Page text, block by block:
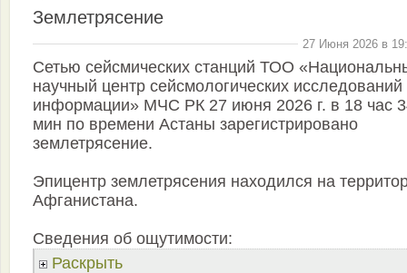
Землетрясение
27 Июня 2026 в
Сетью сейсмических станций ТОО
научный центр сейсмологических исследований
информации» МЧС РК 27 июня 2026 г. в 18 час
мин по времени Астаны зарегистрировано
землетрясение.
Эпицентр землетрясения находился на
Афганистана.
Сведения об ощутимости:
Раскрыть